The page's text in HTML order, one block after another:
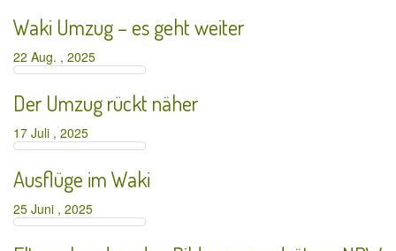
Waki Umzug – es geht weiter
22 Aug. , 2025
Der Umzug rückt näher
17 Juli , 2025
Ausflüge im Waki
25 Juni , 2025